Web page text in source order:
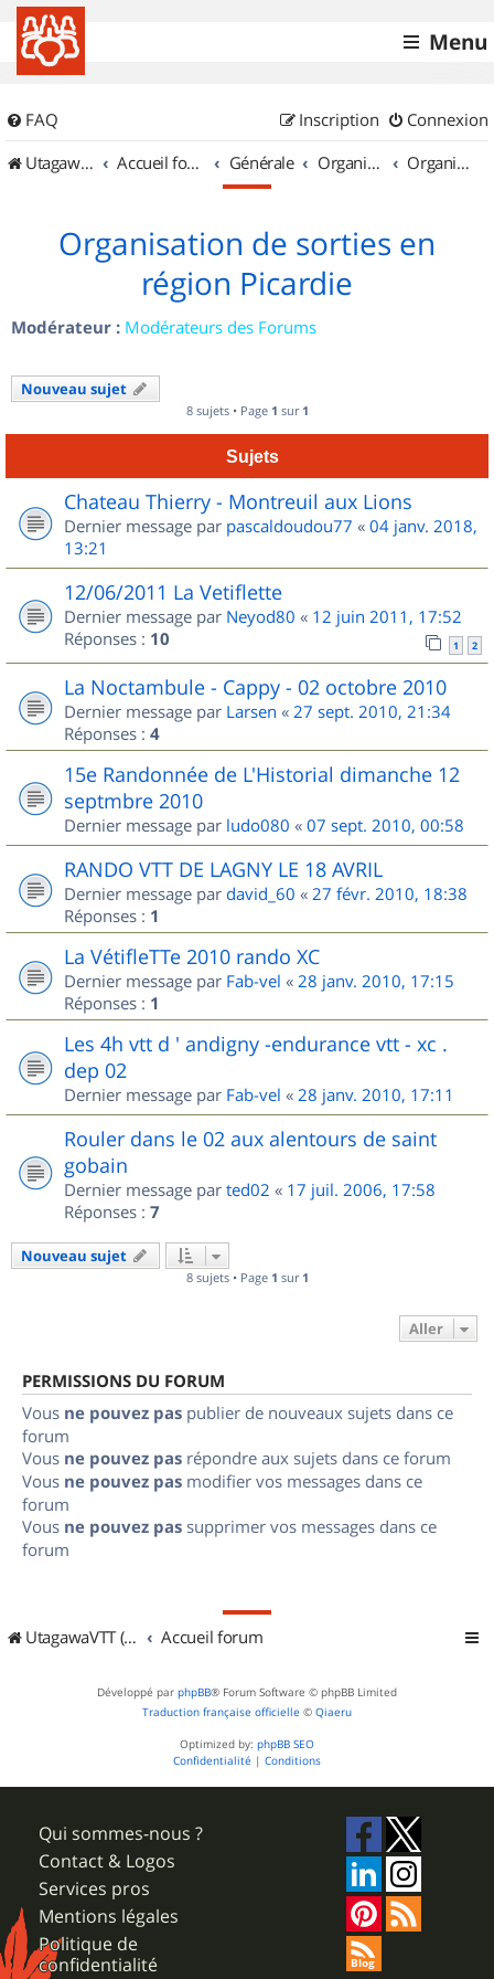
Menu
FAQ Connexion
Inscription
UtagawaVTT (Randos VTT et VTTAE avec traces GPS)
Accueil forum Générale Organisation de sorties & Recherche de partenaires Organisation de sorties en région Picardie
Organisation de sorties en
région Picardie
Modérateur : Modérateurs des Forums
Nouveau sujet
8 sujets • Page 1 sur 1
Sujets
Chateau Thierry - Montreuil aux Lions
Dernier message par pascaldoudou77 « 04 janv. 2018,
13:21
12/06/2011 La Vetiflette
Dernier message par Neyod80 « 12 juin 2011, 17:52
Réponses : 10 1 2
La Noctambule - Cappy - 02 octobre 2010
Dernier message par Larsen « 27 sept. 2010, 21:34
Réponses : 4
15e Randonnée de L'Historial dimanche 12
septmbre 2010
Dernier message par ludo080 « 07 sept. 2010, 00:58
RANDO VTT DE LAGNY LE 18 AVRIL
Dernier message par david_60 « 27 févr. 2010, 18:38
Réponses : 1
La VétifleTTe 2010 rando XC
Dernier message par Fab-vel « 28 janv. 2010, 17:15
Réponses : 1
Les 4h vtt d ' andigny -endurance vtt - xc .
dep 02
Dernier message par Fab-vel « 28 janv. 2010, 17:11
Rouler dans le 02 aux alentours de saint
gobain
Dernier message par ted02 « 17 juil. 2006, 17:58
Réponses : 7
Nouveau sujet
8 sujets • Page 1 sur 1
Aller
PERMISSIONS DU FORUM
Vous ne pouvez pas publier de nouveaux sujets dans ce
forum
Vous ne pouvez pas répondre aux sujets dans ce forum
Vous ne pouvez pas modifier vos messages dans ce
forum
Vous ne pouvez pas supprimer vos messages dans ce
forum
UtagawaVTT (Randos VTT et VTTAE avec traces GPS) Accueil forum
Développé par phpBB® Forum Software © phpBB Limited
Traduction française officielle © Qiaeru
Optimized by: phpBB SEO
Confidentialité | Conditions
Qui sommes-nous ?
Contact & Logos
Services pros
Mentions légales
Politique de
confidentialité